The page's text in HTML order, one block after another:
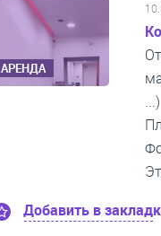
АРЕНДА
...)
Добавить в